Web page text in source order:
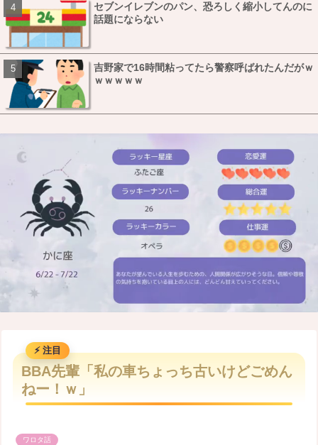
セブンイレブンのパン、恐ろしく縮小してんのに
話題にならない
吉野家で16時間粘ってたら警察呼ばれたんだがｗ
ｗｗｗｗｗ
M
u
t
BBA先輩「私の車ちょっち古いけどごめん
ねー！ｗ」
ワロタ話